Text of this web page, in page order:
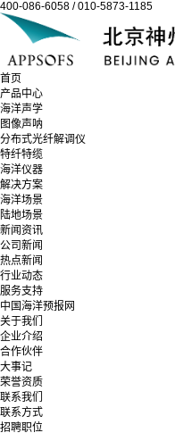
400-086-6058 / 010-5873-1185
首页
产品中心
海洋声学
图像声呐
分布式光纤解调仪
特纤特缆
海洋仪器
解决方案
海洋场景
陆地场景
新闻资讯
公司新闻
热点新闻
行业动态
服务支持
中国海洋预报网
关于我们
企业介绍
合作伙伴
大事记
荣誉资质
联系我们
联系方式
招聘职位